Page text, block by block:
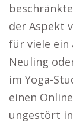
der Aspekt
für viele ein
Neuling
im Yoga-
einen
ungestört